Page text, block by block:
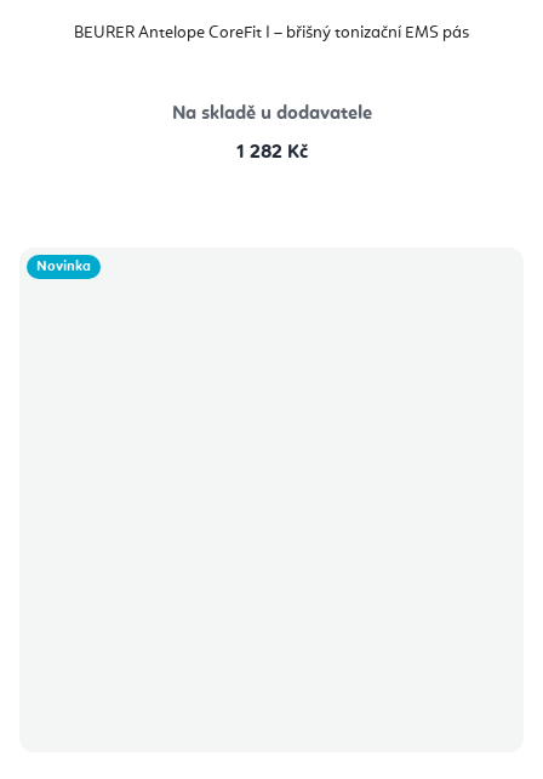
BEURER Antelope CoreFit I – břišný tonizační EMS pás
Na skladě u dodavatele
1 282 Kč
Novinka